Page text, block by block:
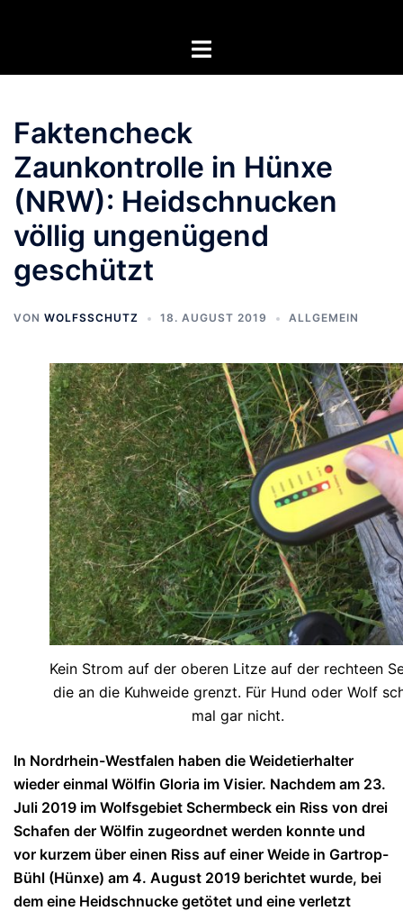
Menü
Faktencheck
Zaunkontrolle in Hünxe
(NRW): Heidschnucken
völlig ungenügend
geschützt
VON WOLFSSCHUTZ 18. AUGUST 2019 ALLGEMEIN
Kein Strom auf der oberen Litze auf der rechteen
die an die Kuhweide grenzt. Für Hund oder Wolf
mal gar nicht.
In Nordrhein-Westfalen haben die Weidetierhalter
wieder einmal Wölfin Gloria im Visier. Nachdem am 23.
Juli 2019 im Wolfsgebiet Schermbeck ein Riss von drei
Schafen der Wölfin zugeordnet werden konnte und
vor kurzem über einen Riss auf einer Weide in Gartrop-
Bühl (Hünxe) am 4. August 2019 berichtet wurde, bei
dem eine Heidschnucke getötet und eine verletzt